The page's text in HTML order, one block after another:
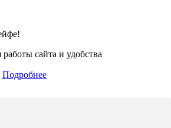
работы сайта и удобства
Подробнее